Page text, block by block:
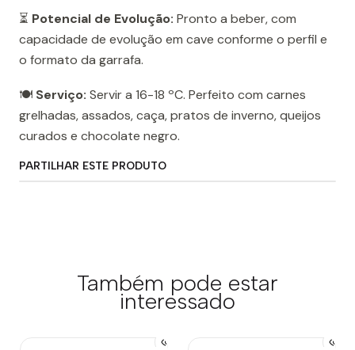
⏳ Potencial de Evolução: Pronto a beber, com
capacidade de evolução em cave conforme o perfil e
o formato da garrafa.
🍽️ Serviço: Servir a 16-18 ºC. Perfeito com carnes
grelhadas, assados, caça, pratos de inverno, queijos
curados e chocolate negro.
PARTILHAR ESTE PRODUTO
Também pode estar
interessado